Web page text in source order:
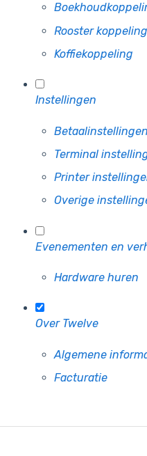
Rooster
Koffiekoppeling
Instellingen
Betaalinstellingen
Terminal
Printer
Overige
Evenementen en
Hardware huren
Over Twelve
Algemene
Facturatie